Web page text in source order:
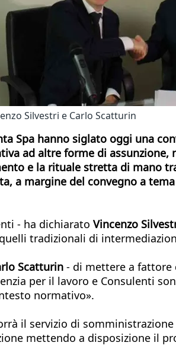
Silvestri e Carlo Scatturin
Spa hanno siglato oggi una
ad altre forme di
e la rituale stretta di mano
a margine del convegno a tema
- ha dichiarato Vincenzo
tradizionali di
Scatturin - di mettere a fattore
per il lavoro e Consulenti
normativo».
il servizio di
mettendo a disposizione il